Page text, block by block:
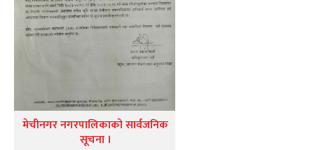
मेचीनगर नगरपालिकाको सार्वजनिक
सूचना ।